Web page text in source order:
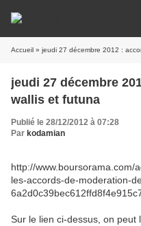
Accueil » jeudi 27 décembre 2012 :
jeudi 27 décembre
wallis et futuna
Publié le 28/12/2012 à 07:28
Par kodamian
http://www.boursorama.com/
les-accords-de-moderation-
Sur le lien ci-dessus, on